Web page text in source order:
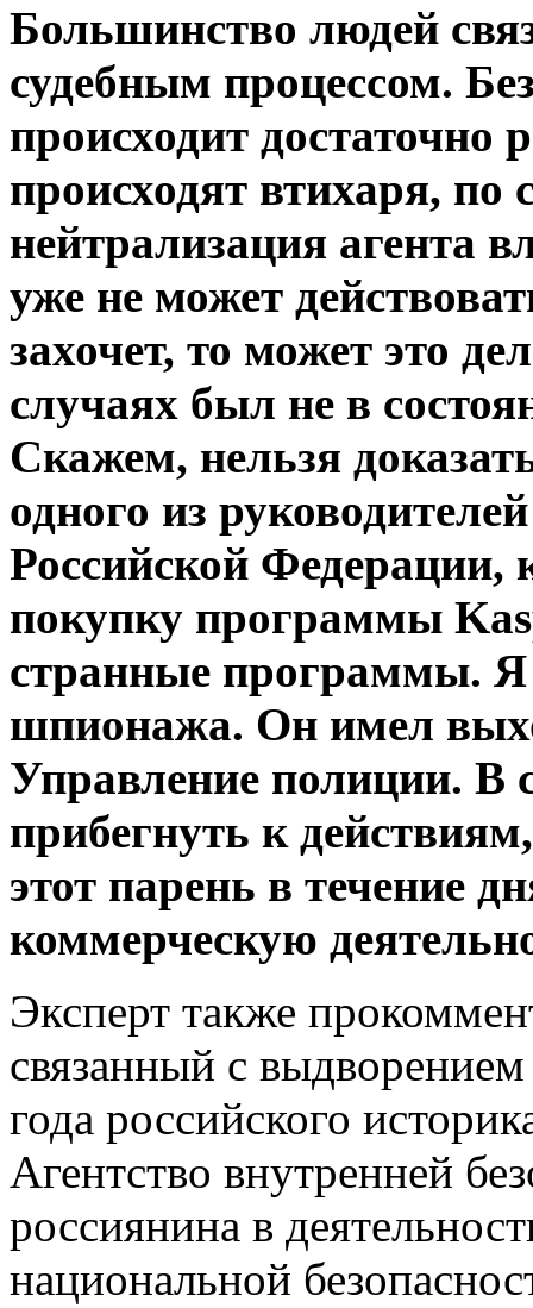
Большинство людей
судебным процессом.
происходит
происходят втихаря, по
нейтрализация агента
уже не может
захочет, то может это
случаях был не в
Скажем, нельзя
одного из
Российской
покупку программы
странные программы. Я
шпионажа. Он имел
Управление полиции. В
прибегнуть к
этот парень в течение
коммерческую
Эксперт также
связанный с
года российского
Агентство внутренней
россиянина в
национальной